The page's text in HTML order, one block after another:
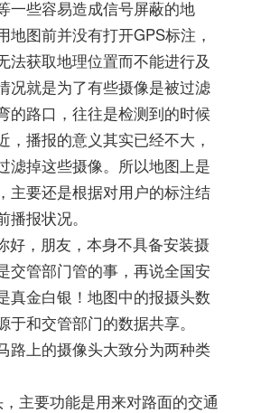
一些容易造成信号屏蔽的地
地图前并没有打开GPS标注，
法获取地理位置而不能进行及
况就是为了有些摄像是被过滤
的路口，往往是检测到的时候
，播报的意义其实已经不大，
滤掉这些摄像。所以地图上是
主要还是根据对用户的标注结
报状况。
好，朋友，本身不具备安装摄
交管部门管的事，再说全国安
真金白银！地图中的报摄头数
和交管部门的数据共享。
路上的摄像头大致分为两种类
主要功能是用来对路面的交通